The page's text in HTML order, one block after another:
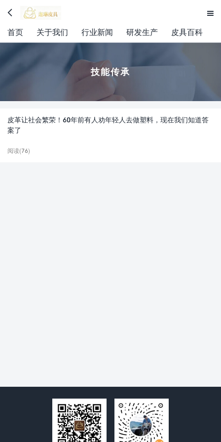
 
首页 关于我们 行业新闻 研发生产 皮具百科
技能传承
皮革让社会繁荣！60年前有人劝年轻人去做塑料，现在我们知道答
案了
阅读(76)